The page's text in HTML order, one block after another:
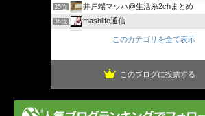
35位 井戸端マッハ@生活系2chまとめ
36位 mashlife通信
女性様｜鬼女・生活2chまとめブログ
このカテゴリを全て表示
このブログに投票する